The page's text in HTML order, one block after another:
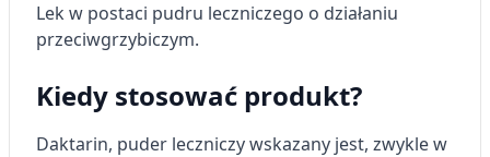
Lek w postaci pudru leczniczego o działaniu
przeciwgrzybiczym.
Kiedy stosować produkt?
Daktarin, puder leczniczy wskazany jest, zwykle w